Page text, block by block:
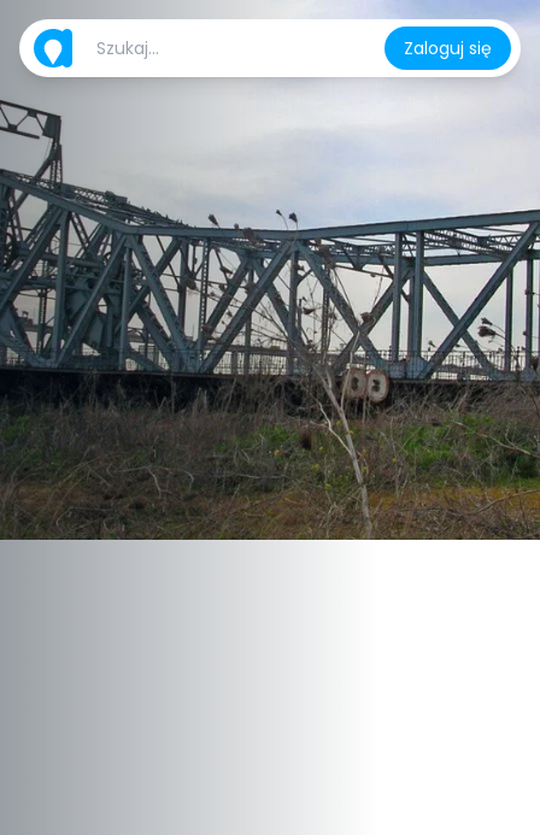
Zaloguj się